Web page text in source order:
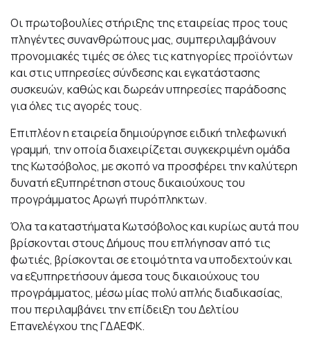
Οι πρωτοβουλίες στήριξης της εταιρείας προς τους
πληγέντες συνανθρώπους μας, συμπεριλαμβάνουν
προνομιακές τιμές σε όλες τις κατηγορίες προϊόντων
και στις υπηρεσίες σύνδεσης και εγκατάστασης
συσκευών, καθώς και δωρεάν υπηρεσίες παράδοσης
για όλες τις αγορές τους.
Επιπλέον η εταιρεία δημιούργησε ειδική τηλεφωνική
γραμμή, την οποία διαχειρίζεται συγκεκριμένη ομάδα
της Κωτσόβολος, με σκοπό να προσφέρει την καλύτερη
δυνατή εξυπηρέτηση στους δικαιούχους του
προγράμματος Αρωγή πυρόπληκτων.
Όλα τα καταστήματα Κωτσόβολος και κυρίως αυτά που
βρίσκονται στους Δήμους που επλήγησαν από τις
φωτιές, βρίσκονται σε ετοιμότητα να υποδεχτούν και
να εξυπηρετήσουν άμεσα τους δικαιούχους του
προγράμματος, μέσω μίας πολύ απλής διαδικασίας,
που περιλαμβάνει την επίδειξη του Δελτίου
Επανελέγχου της ΓΔΑΕΦΚ.